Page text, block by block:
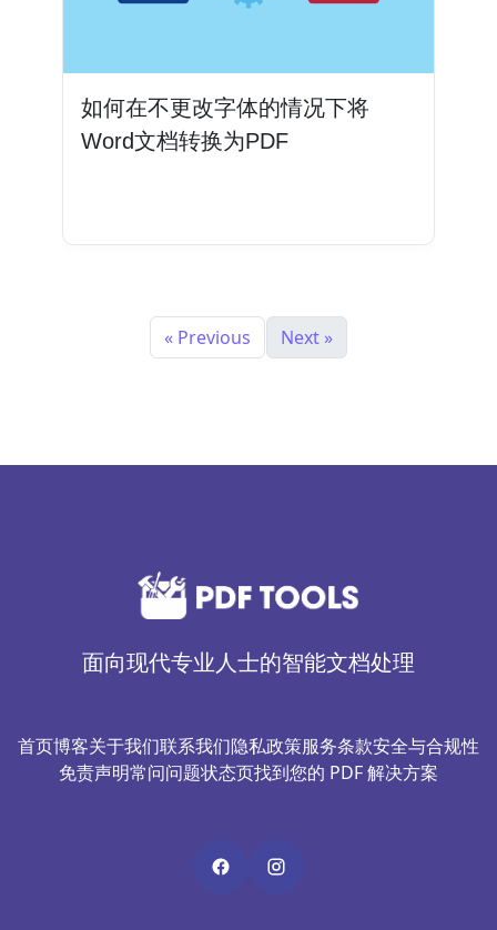
如何在不更改字体的情况下将
Word文档转换为PDF
« Previous Next »
面向现代专业人士的智能文档处理
首页博客关于我们联系我们隐私政策服务条款安全与合规性
免责声明常问问题状态页找到您的 PDF 解决方案